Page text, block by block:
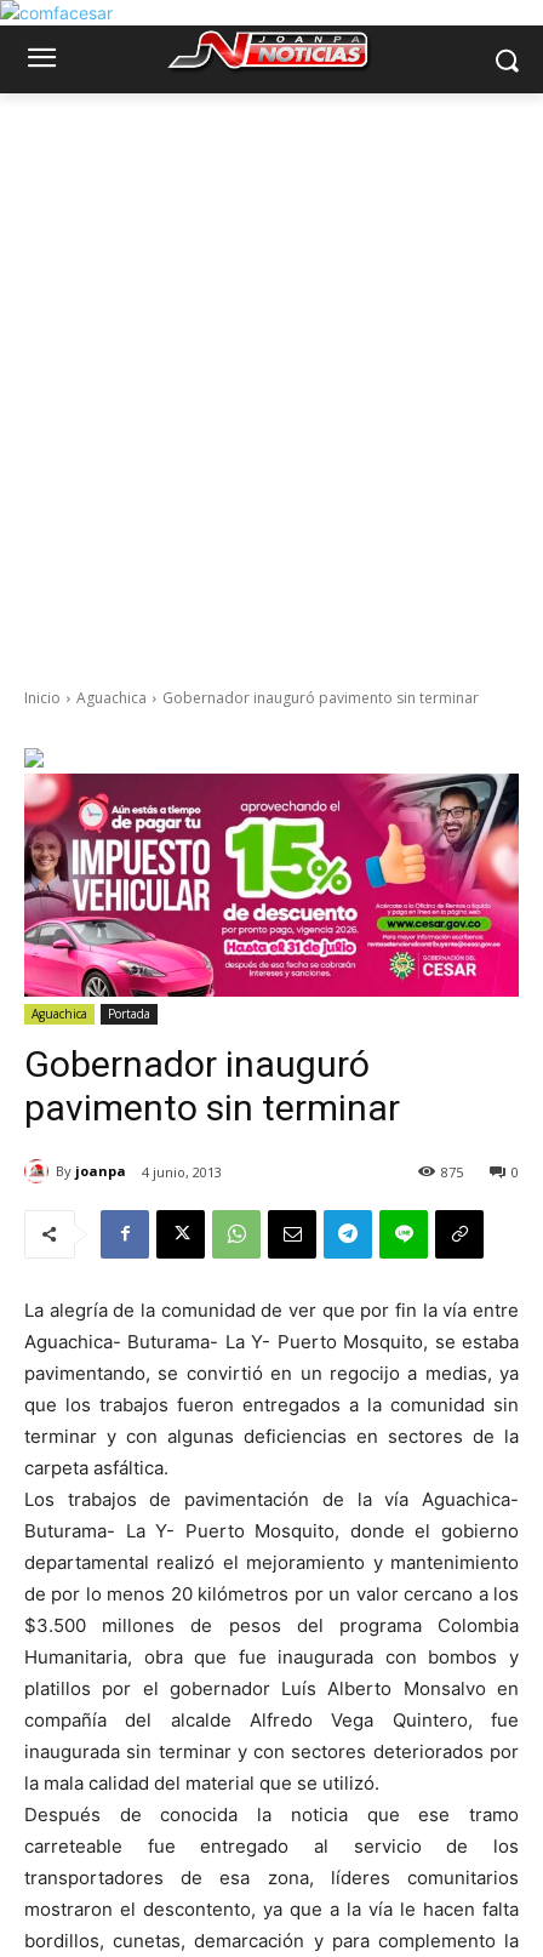
Inicio Aguachica Gobernador inauguró pavimento sin terminar
Aguachica Portada
Gobernador inauguró
pavimento sin terminar
By joanpa 4 junio, 2013 0
875
La alegría de la comunidad de ver que por fin la vía entre
Aguachica- Buturama- La Y- Puerto Mosquito, se estaba
pavimentando, se convirtió en un regocijo a medias, ya
que los trabajos fueron entregados a la comunidad sin
terminar y con algunas deficiencias en sectores de la
carpeta asfáltica.
Los trabajos de pavimentación de la vía Aguachica-
Buturama- La Y- Puerto Mosquito, donde el gobierno
departamental realizó el mejoramiento y mantenimiento
de por lo menos 20 kilómetros por un valor cercano a los
$3.500 millones de pesos del programa Colombia
Humanitaria, obra que fue inaugurada con bombos y
platillos por el gobernador Luís Alberto Monsalvo en
compañía del alcalde Alfredo Vega Quintero, fue
inaugurada sin terminar y con sectores deteriorados por
la mala calidad del material que se utilizó.
Después de conocida la noticia que ese tramo
carreteable fue entregado al servicio de los
transportadores de esa zona, líderes comunitarios
mostraron el descontento, ya que a la vía le hacen falta
bordillos, cunetas, demarcación y para complemento la